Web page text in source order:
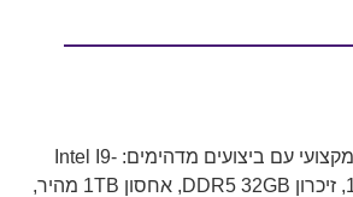
מחשב גיימינג ויוצרים מקצועי עם ביצועים מדהימים: Intel I9-
14900K, RTX4070 TI, זיכרון DDR5 32GB, אחסון 1TB מהיר,